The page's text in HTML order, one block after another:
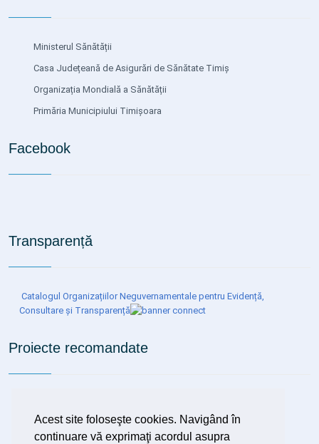
Acest site foloseşte cookies. Navigând în
continuare vă exprimaţi acordul asupra
Ministerul Sănătății
Casa Județeană de Asigurări de Sănătate Timiș
Organizația Mondială a Sănătății
Primăria Municipiului Timișoara
Facebook
Transparență
Catalogul Organizațiilor Neguvernamentale pentru Evidență,
Consultare și Transparență
Proiecte recomandate
diagnostic și tratament precoce al tuberculozei, inclusiv al
tuberculozei latente